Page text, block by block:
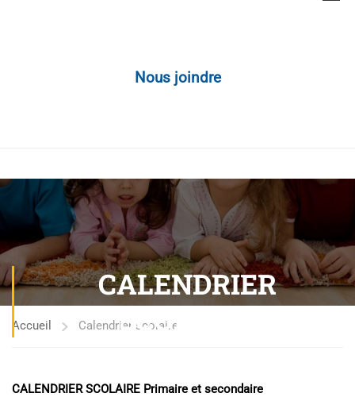
Nous joindre
CALENDRIER
SCOLAIRE
Accueil Calendrier scolaire
CALENDRIER SCOLAIRE Primaire et secondaire